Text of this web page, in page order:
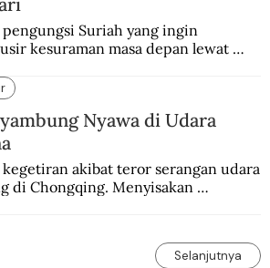
pengungsi Suriah yang ingin
kesuraman masa depan lewat
Nyawa di Udara
kegetiran akibat teror serangan udara
di Chongqing. Menyisakan
Selanjutnya